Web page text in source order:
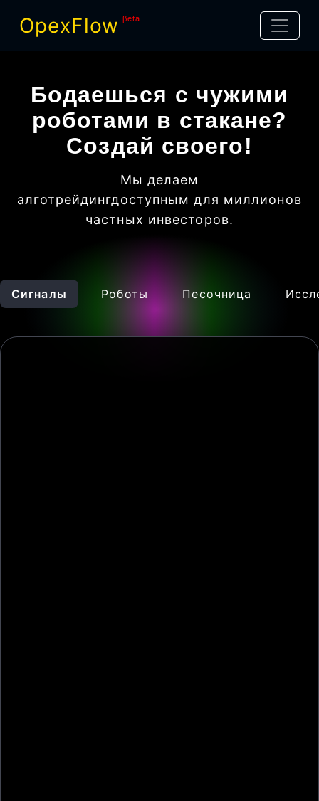
OpexFlow βeta
Бодаешься с чужими
роботами в стакане?
Создай своего!
Мы делаем
алготрейдингдоступным для миллионов
частных инвесторов.
Сигналы Роботы Песочница